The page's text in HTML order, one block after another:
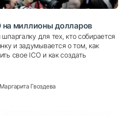
на миллионы долларов
для тех, кто собирается
и задумывается о том, как
свое ICO и как создать
Маргарита Гвоздева